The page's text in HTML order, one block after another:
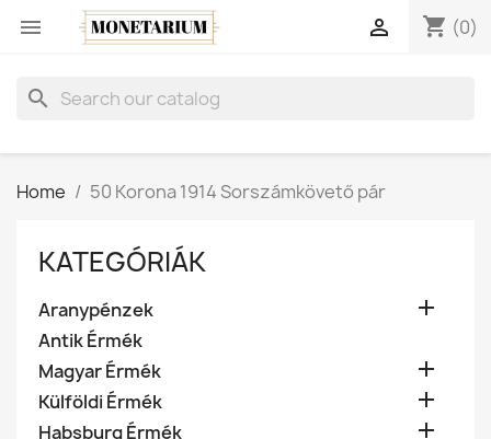
 shopping_cart (0)

search
Home 50 Korona 1914 Sorszámkövető pár
KATEGÓRIÁK
Aranypénzek 
Antik Érmék
Magyar Érmék

Külföldi Érmék 
Habsburg Érmék 